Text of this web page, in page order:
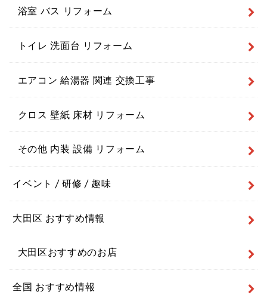
浴室 バス リフォーム
トイレ 洗面台 リフォーム
エアコン 給湯器 関連 交換工事
クロス 壁紙 床材 リフォーム
その他 内装 設備 リフォーム
イベント / 研修 / 趣味
大田区 おすすめ情報
大田区おすすめのお店
全国 おすすめ情報